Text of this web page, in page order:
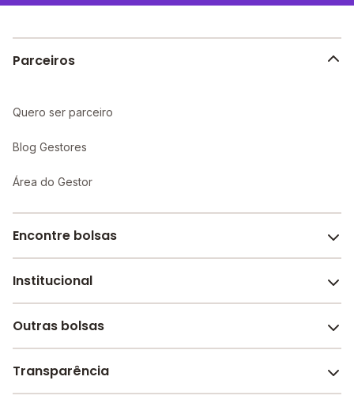
Parceiros
Quero ser parceiro
Blog Gestores
Área do Gestor
Encontre bolsas
Melhores escolas de São Paulo
Escolas por cidade e bairro
Institucional
Sobre o Melhor Escola
Revista Melhor Escola
Outras bolsas
Faculdades e universidades
Transparência